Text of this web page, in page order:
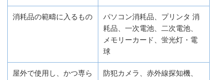
消耗品の範疇に入るもの
パソコン消耗品、プリンタ 消
耗品、一次電池、二次電池、
メモリーカード、蛍光灯・電
球
屋外で使用し、かつ専ら
防犯カメラ、赤外線探知機、